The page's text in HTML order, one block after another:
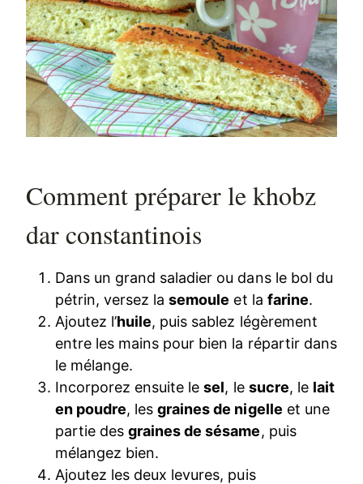
Comment préparer le khobz
dar constantinois
Dans un grand saladier ou dans le bol du
pétrin, versez lasemoule et la farine.
Ajoutez l’huile, puis sablez légèrement
entre les mains pour bien la répartir dans
le mélange.
Incorporez ensuite lesel, le sucre, le lait
en poudre, lesgraines de nigelle et une
partie desgraines de sésame, puis
mélangez bien.
Ajoutez les deux levures, puis